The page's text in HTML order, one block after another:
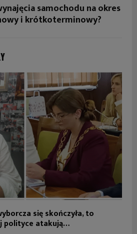
samochodu na okres
i krótkoterminowy?
się skończyła, to
polityce atakują…